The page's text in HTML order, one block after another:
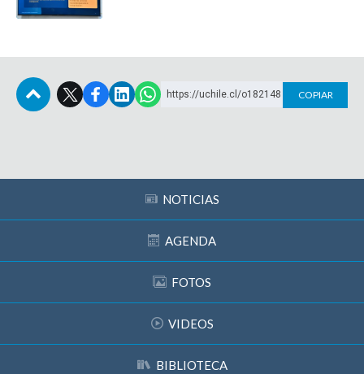
https://uchile.cl/o182148 COPIAR
NOTICIAS
AGENDA
FOTOS
VIDEOS
BIBLIOTECA